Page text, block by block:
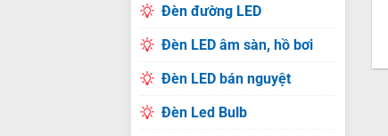
Đèn đường LED
Đèn LED âm sàn, hồ bơi
Đèn LED bán nguyệt
Đèn Led Bulb